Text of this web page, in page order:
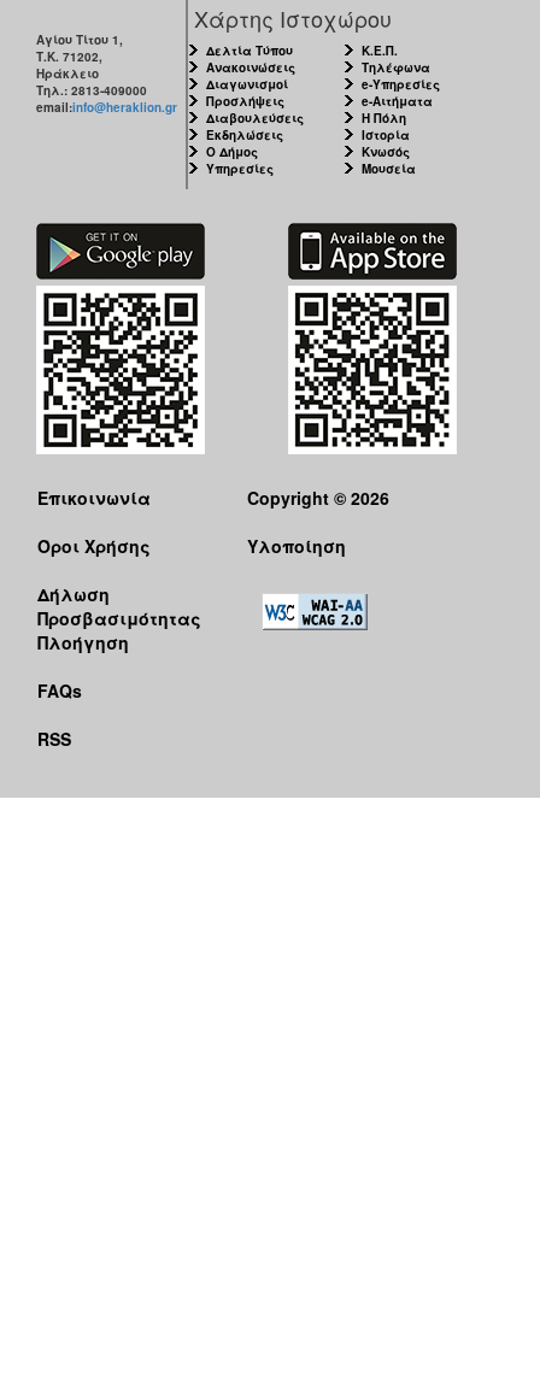
Αγίου Τίτου 1,
Τ.Κ. 71202,
Ηράκλειο
Τηλ.: 2813-409000
email:info@heraklion.gr
Χάρτης Ιστοχώρου
Δελτία Τύπου
Ανακοινώσεις
Διαγωνισμοί
Προσλήψεις
Διαβουλεύσεις
Εκδηλώσεις
Ο Δήμος
Υπηρεσίες
Κ.Ε.Π.
Τηλέφωνα
e-Υπηρεσίες
e-Αιτήματα
Η Πόλη
Ιστορία
Κνωσός
Μουσεία
Επικοινωνία
Όροι Χρήσης
Δήλωση
Προσβασιμότητας
Πλοήγηση
FAQs
RSS
Copyright © 2026
Υλοποίηση